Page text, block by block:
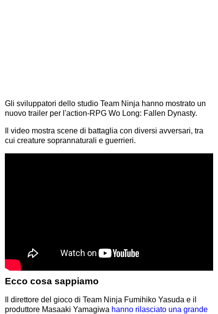
Gli sviluppatori dello studio Team Ninja hanno mostrato un
nuovo trailer per l'action-RPG Wo Long: Fallen Dynasty.
Il video mostra scene di battaglia con diversi avversari, tra
cui creature soprannaturali e guerrieri.
Ecco cosa sappiamo
Il direttore del gioco di Team Ninja Fumihiko Yasuda e il
produttore Masaaki Yamagiwa hanno rilasciato una grande